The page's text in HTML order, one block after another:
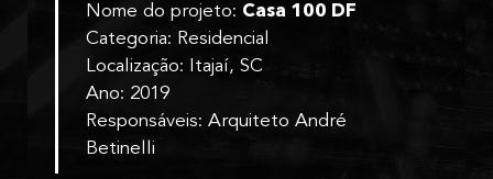
Nome do projeto: Casa 100 DF
Categoria: Residencial
Localização: Itajaí, SC
Ano: 2019
Responsáveis: Arquiteto André
Betinelli